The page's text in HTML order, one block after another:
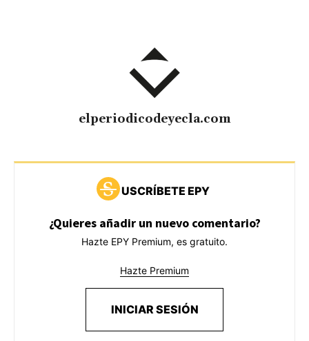
elperiodicodeyecla.com
USCRÍBETE EPY
¿Quieres añadir un nuevo comentario?
Hazte EPY Premium, es gratuito.
Hazte Premium
INICIAR SESIÓN